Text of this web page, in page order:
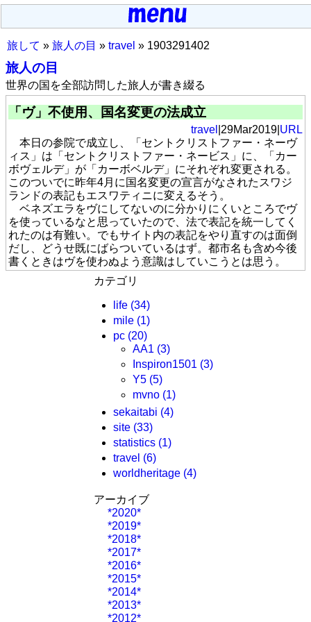
旅して » 旅人の目 » travel » 1903291402
旅人の目
世界の国を全部訪問した旅人が書き綴る
「ヴ」不使用、国名変更の法成立
travel |29Mar2019| URL
本日の参院で成立し、「セントクリストファー・ネーヴ
ィス」は「セントクリストファー・ネービス」に、「カー
ボヴェルデ」が「カーボベルデ」にそれぞれ変更される。
このついでに昨年4月に国名変更の宣言がなされたスワジ
ランドの表記もエスワティニに変えるそう。
ベネズエラをヴにしてないのに分かりにくいところでヴ
を使っているなと思っていたので、法で表記を統一してく
れたのは有難い。でもサイト内の表記をやり直すのは面倒
だし、どうせ既にばらついているはず。都市名も含め今後
書くときはヴを使わぬよう意識はしていこうとは思う。
カテゴリ
life (34)
mile (1)
pc (20)
AA1 (3)
Inspiron1501 (3)
Y5 (5)
mvno (1)
sekaitabi (4)
site (33)
statistics (1)
travel (6)
worldheritage (4)
アーカイブ
*2020*
*2019*
*2018*
*2017*
*2016*
*2015*
*2014*
*2013*
*2012*